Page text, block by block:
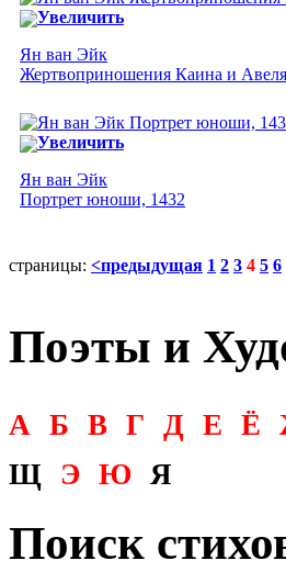
Увеличить
Ян ван Эйк
Жертвоприношения Каина и
Увеличить
Ян ван Эйк
Портрет юноши, 1432
страницы: <предыдущая 1 2 3 4 5 6
Поэты и
А Б В Г Д Е Ё
Щ
Э Ю Я
Поиск